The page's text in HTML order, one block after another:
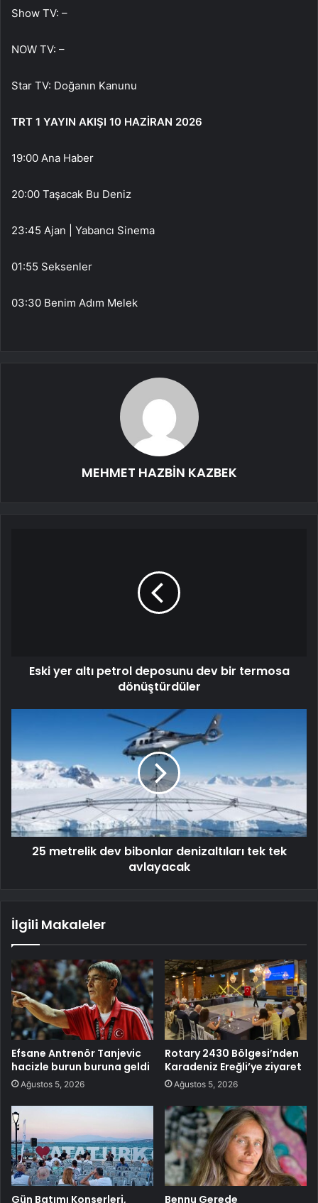
Show TV: –
NOW TV: –
Star TV: Doğanın Kanunu
TRT 1 YAYIN AKIŞI 10 HAZİRAN 2026
19:00 Ana Haber
20:00 Taşacak Bu Deniz
23:45 Ajan | Yabancı Sinema
01:55 Seksenler
03:30 Benim Adım Melek
MEHMET HAZBİN KAZBEK
Eski yer altı petrol deposunu dev bir termosa
dönüştürdüler
25 metrelik dev bibonlar denizaltıları tek tek
avlayacak
İlgili Makaleler
Efsane Antrenör Tanjevic
hacizle burun buruna geldi
Ağustos 5, 2026
Rotary 2430 Bölgesi’nden
Karadeniz Ereğli’ye ziyaret
Ağustos 5, 2026
Gün Batımı Konserleri, Bennu Gerede